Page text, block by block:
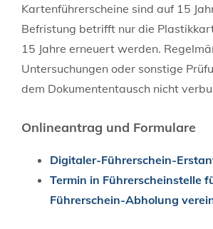
Kartenführerscheine sind auf 15
Befristung betrifft nur die Plas
15 Jahre erneuert werden.
Untersuchungen oder sonstige
dem Dokumententausch nicht
Onlineantrag und Formulare
Digitaler-Führerschein-
Termin in Führerscheinstelle
Führerschein-Abholung